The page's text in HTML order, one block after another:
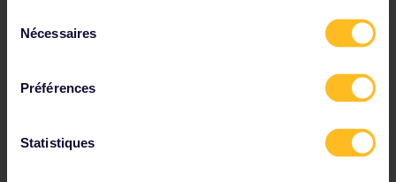
Nécessaires
Préférences
Statistiques